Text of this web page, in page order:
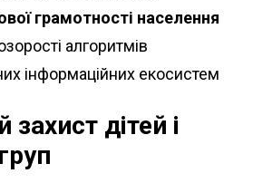
грамотності населення
алгоритмів
інформаційних екосистем
дітей і